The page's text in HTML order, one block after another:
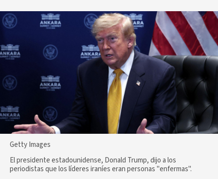
Getty Images
El presidente estadounidense, Donald Trump, dijo a los
periodistas que los líderes iraníes eran personas "enfermas".